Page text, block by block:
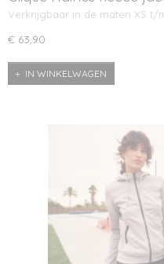
Verkrijgbaar in de maten XS t/
€ 63,90
IN WINKELWAGEN